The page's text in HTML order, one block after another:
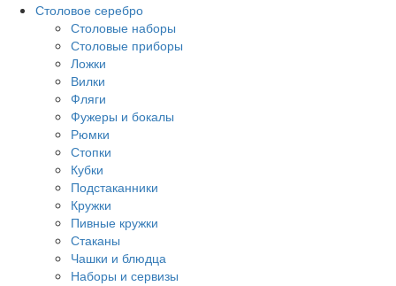
Столовое серебро
Столовые наборы
Столовые приборы
Ложки
Вилки
Фляги
Фужеры и бокалы
Рюмки
Стопки
Кубки
Подстаканники
Кружки
Пивные кружки
Стаканы
Чашки и блюдца
Наборы и сервизы